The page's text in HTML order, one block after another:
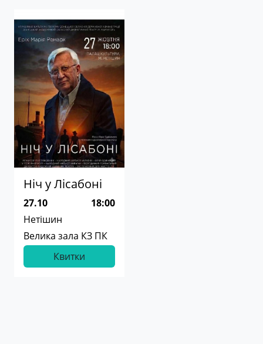
Ніч у Лісабоні
27.10
18:00
Нетішин
Велика зала КЗ ПК
Квитки